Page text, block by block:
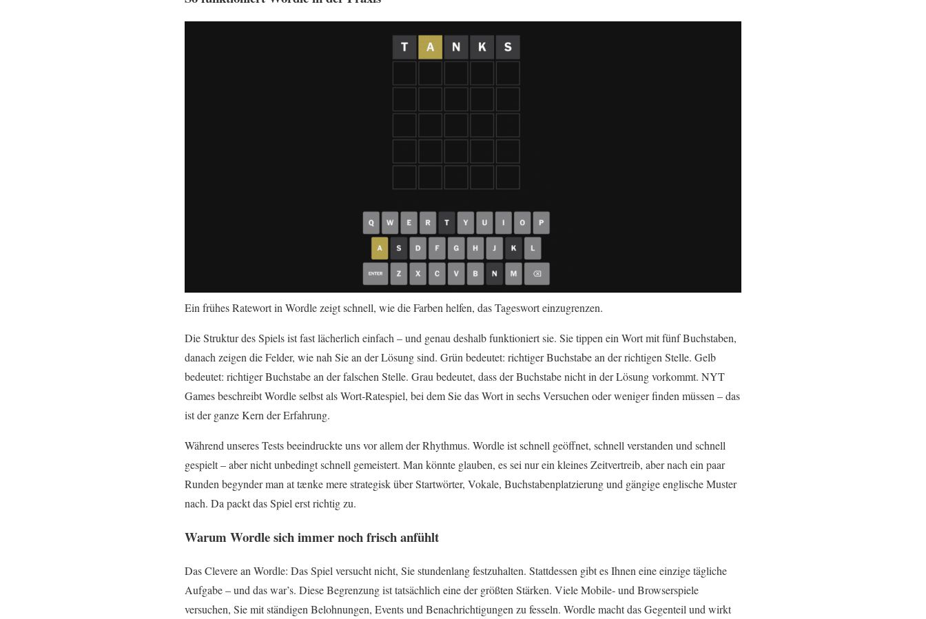
Ein frühes Ratewort in Wordle zeigt schnell, wie die Farben helfen, das Tageswort einzugrenzen.
Die Struktur des Spiels ist fast lächerlich einfach – und genau deshalb funktioniert sie. Sie tippen ein Wort mit fünf Buchstaben,
danach zeigen die Felder, wie nah Sie an der Lösung sind. Grün bedeutet: richtiger Buchstabe an der richtigen Stelle. Gelb
bedeutet: richtiger Buchstabe an der falschen Stelle. Grau bedeutet, dass der Buchstabe nicht in der Lösung vorkommt. NYT
Games beschreibt Wordle selbst als Wort‑Ratespiel, bei dem Sie das Wort in sechs Versuchen oder weniger finden müssen – das
ist der ganze Kern der Erfahrung.
Während unseres Tests beeindruckte uns vor allem der Rhythmus. Wordle ist schnell geöffnet, schnell verstanden und schnell
gespielt – aber nicht unbedingt schnell gemeistert. Man könnte glauben, es sei nur ein kleines Zeitvertreib, aber nach ein paar
Runden begynder man at tænke mere strategisk über Startwörter, Vokale, Buchstabenplatzierung und gängige englische Muster
nach. Da packt das Spiel erst richtig zu.
Warum Wordle sich immer noch frisch anfühlt
Das Clevere an Wordle: Das Spiel versucht nicht, Sie stundenlang festzuhalten. Stattdessen gibt es Ihnen eine einzige tägliche
Aufgabe – und das war’s. Diese Begrenzung ist tatsächlich eine der größten Stärken. Viele Mobile‑ und Browserspiele
versuchen, Sie mit ständigen Belohnungen, Events und Benachrichtigungen zu fesseln. Wordle macht das Gegenteil und wirkt